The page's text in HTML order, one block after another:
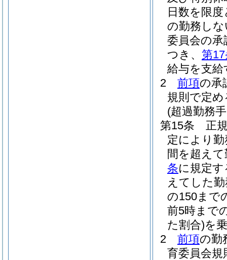
日数を限
の勤務し
委員会の
つき、 第
給与を支給
2
前項の承
規則で定め
(超過勤務
第15条
正
定により
間を超え
条に規定
えてした
の150まで
前5時まで
た割合)を
2
前項の勤
育委員会